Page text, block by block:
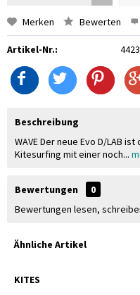
Merken Bewerten
Artikel-Nr.:
Beschreibung
WAVE Der neue Evo D/LAB
Kitesurfing mit einer noch...
Bewertungen
0
Bewertungen lesen,
Ähnliche Artikel
KITES